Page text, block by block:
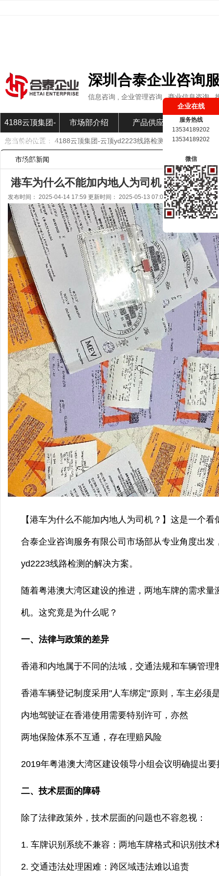
深圳合泰企业咨询
信息咨询 , 企业管理咨询 , 商业信息咨询 ,
4188云顶集团-
云顶yd2223线路
检测
市场部介绍 产品供应 市场部
您当前的位置： 4188云顶集团-云顶yd2223线路检测 市场部新闻»
市场部新闻
港车为什么不能加内地人为司机？-4188云
发布时间： 2025-04-14 17:59 更新时间： 2025-05-13 07:04
【港车为什么不能加内地人为司机？】这是一个
合泰企业咨询服务有限公司市场部从专业角度出
yd2223线路检测的解决方案。
随着粤港澳大湾区建设的推进，两地车牌的需求
机。这究竟是为什么呢？
一、法律与政策的差异
香港和内地属于不同的法域，交通法规和车辆管理
香港车辆登记制度采用"人车绑定"原则，车主必须
内地驾驶证在香港使用需要特别许可，亦然
两地保险体系不互通，存在理赔风险
2019年粤港澳大湾区建设领导小组会议明确提出
二、技术层面的障碍
除了法律政策外，技术层面的问题也不容忽视：
车牌识别系统不兼容：两地车牌格式和识别技术
交通违法处理困难：跨区域违法难以追责
企业在线
服务热线
13534189202
13534189202
微信